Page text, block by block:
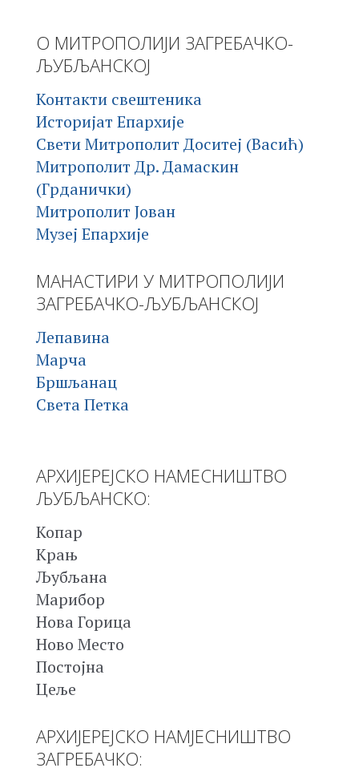
О МИТРОПОЛИЈИ ЗАГРЕБАЧКО-
ЉУБЉАНСКОЈ
Контакти свештеника
Историјат Епархије
Свети Митрополит Доситеј (Васић)
Митрополит Др. Дамаскин
(Грданички)
Митрополит Јован
Музеј Епархије
МАНАСТИРИ У МИТРОПОЛИЈИ
ЗАГРЕБАЧКО-ЉУБЉАНСКОЈ
Лепавина
Марча
Бршљанац
Света Петка
АРХИЈЕРЕЈСКО НАМЕСНИШТВО
ЉУБЉАНСКО:
Копар
Крањ
Љубљана
Марибор
Нова Горица
Ново Место
Постојна
Цеље
АРХИЈЕРЕЈСКО НАМЈЕСНИШТВО
ЗАГРЕБАЧКО: